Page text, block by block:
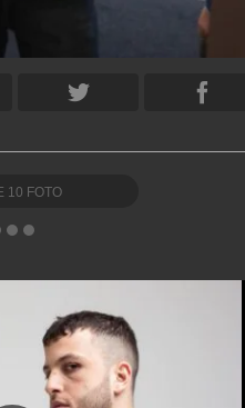
10 FOTO